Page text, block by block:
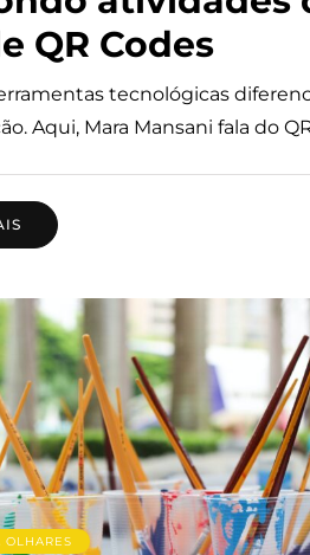
QR Codes
tecnológicas
Aqui, Mara Mansani fala do
OLHARES